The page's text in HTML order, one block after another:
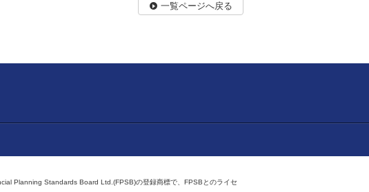
一覧ページへ戻る
Planning Standards Board Ltd.(FPSB)の登録商標で、FPSBとのライセ